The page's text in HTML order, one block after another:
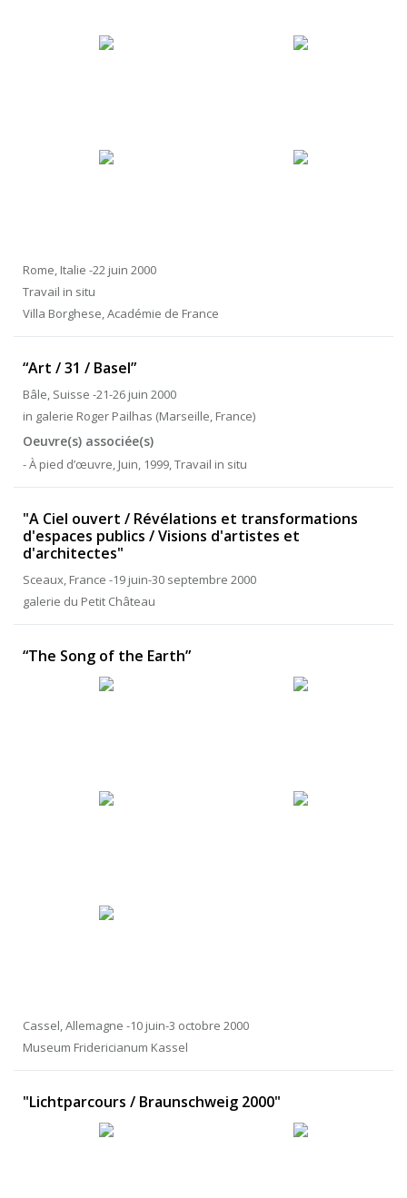
Rome, Italie -22 juin 2000
Travail in situ
Villa Borghese, Académie de France
“Art / 31 / Basel”
Bâle, Suisse -21-26 juin 2000
in galerie Roger Pailhas (Marseille, France)
Oeuvre(s) associée(s)
- À pied d’œuvre, Juin, 1999, Travail in situ
"A Ciel ouvert / Révélations et transformations
d'espaces publics / Visions d'artistes et
d'architectes"
Sceaux, France -19 juin-30 septembre 2000
galerie du Petit Château
“The Song of the Earth”
Cassel, Allemagne -10 juin-3 octobre 2000
Museum Fridericianum Kassel
"Lichtparcours / Braunschweig 2000"